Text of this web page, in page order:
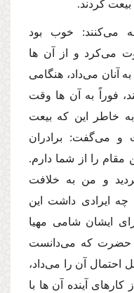
بیعت كردند.
مى‌كنند: خوب بود
مى‌كرد و از آن ها
آنان مى‌داد، هنگامى
فوراً به آن ها وقت
به خاطر این كه بیعت
و مى‌گفت: برادران
را از شما دارم.
و من به خلافت
ایرادى داشت این
ایشان شامى مهیا
حضرت كه مى‌دانست
احتمال آن را مى‌داد،
آینده آن ها با